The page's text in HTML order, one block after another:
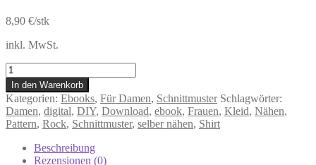
8,90 €/stk
inkl. MwSt.
Ebook
Schnittmuster
Download
Oversized
Pullover
"Molli"
In den Warenkorb
Kategorien: Ebooks, Für Damen, Schnittmuster Schlagwörter:
Damen, digital, DIY, Download, ebook, Frauen, Kleid, Nähen,
Pattern, Rock, Schnittmuster, selber nähen, Shirt
Beschreibung
Rezensionen (0)